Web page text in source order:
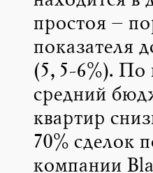
простоя –
показателя
(5,5-6%). По
средний
квартир
70% сделок
компании